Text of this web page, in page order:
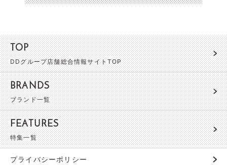
TOP
DDグループ店舗総合情報サイトTOP
BRANDS
ブランド一覧
FEATURES
特集一覧
プライバシーポリシー